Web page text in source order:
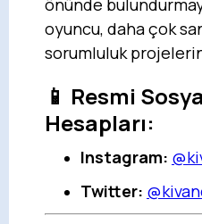
oyuncu, daha çok
sorumluluk
📱 Resmi
Hesapları:
Instagram:
Twitter: